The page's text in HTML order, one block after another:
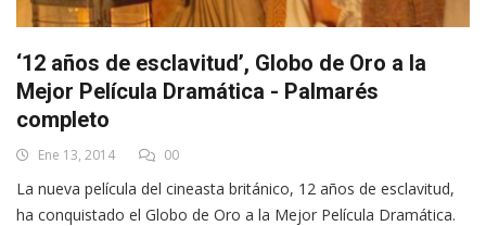
‘12 años de esclavitud’, Globo de Oro a la
Mejor Película Dramática - Palmarés
completo
Ene 13, 2014 00
La nueva película del cineasta británico, 12 años de esclavitud,
ha conquistado el Globo de Oro a la Mejor Película Dramática.